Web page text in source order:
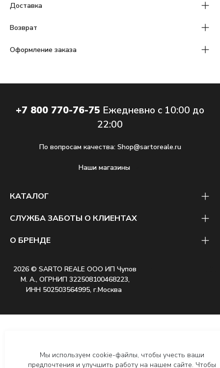
Доставка
Возврат
Оформление заказа
Мы используем cookie-файлы, чтобы учесть ваши
предпочтения и улучшить работу на нашем сайте. Чтобы
КАТАЛОГ
СЛУЖБА ЗАБОТЫ О КЛИЕНТАХ
О БРЕНДЕ
+7 800 770-76-75 Ежедневно с 10:00 до
22:00
По вопросам качества: Shop@sartoreale.ru
Наши магазины
2026 © SARTO REALE ООО ИП Чупов
М. А., ОГРНИП 322508100468223,
ИНН 502503564995, г.Москва